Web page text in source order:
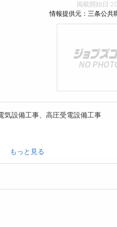
掲載開始日
情報提供元：三条公共
気設備工事、高圧受電設備工事
もっと見る